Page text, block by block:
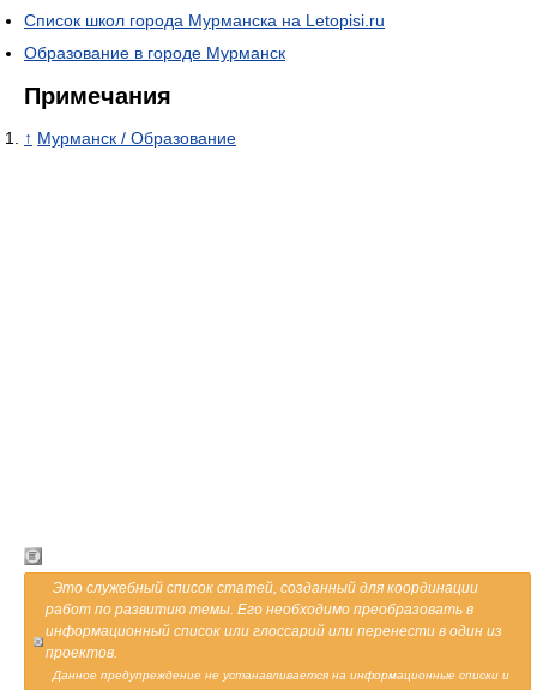
Список школ города Мурманска на Letopisi.ru
Образование в городе Мурманск
Примечания
↑ Мурманск / Образование
Это служебный список статей, созданный для координации
работ по развитию темы. Его необходимо преобразовать в
информационный список или глоссарий или перенести в один из
проектов.
Данное предупреждение не устанавливается на информационные списки и